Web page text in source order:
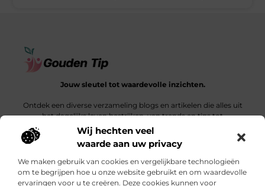
Wij hechten veel
waarde aan uw privacy
We maken gebruik van cookies en vergelijkbare technologieën
om te begrijpen hoe u onze website gebruikt en om waardevolle
ervaringen voor u te creëren. Deze cookies kunnen voor
Jouw sleutel tot waardevolle inzichten.
Ontdek een diverse verzameling blogs en artikelen die alles uit
het dagelijks leven bestrijken, van trends en tips tot
diepgaande verhalen.
Bericht categorie